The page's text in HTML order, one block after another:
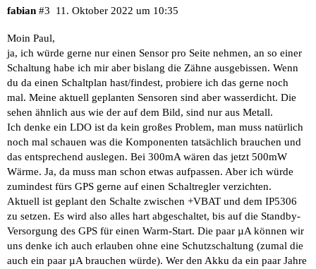
fabian 11. Oktober 2022 um 10:35
#3
Moin Paul,
ja, ich würde gerne nur einen Sensor pro Seite nehmen, an so einer
Schaltung habe ich mir aber bislang die Zähne ausgebissen. Wenn
du da einen Schaltplan hast/findest, probiere ich das gerne noch
mal. Meine aktuell geplanten Sensoren sind aber wasserdicht. Die
sehen ähnlich aus wie der auf dem Bild, sind nur aus Metall.
Ich denke ein LDO ist da kein großes Problem, man muss natürlich
noch mal schauen was die Komponenten tatsächlich brauchen und
das entsprechend auslegen. Bei 300mA wären das jetzt 500mW
Wärme. Ja, da muss man schon etwas aufpassen. Aber ich würde
zumindest fürs GPS gerne auf einen Schaltregler verzichten.
Aktuell ist geplant den Schalte zwischen +VBAT und dem IP5306
zu setzen. Es wird also alles hart abgeschaltet, bis auf die Standby-
Versorgung des GPS für einen Warm-Start. Die paar µA können wir
uns denke ich auch erlauben ohne eine Schutzschaltung (zumal die
auch ein paar µA brauchen würde). Wer den Akku da ein paar Jahre